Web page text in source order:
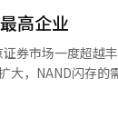
个人投资者的买
美国科技股领头
高企业
大，NAND闪存